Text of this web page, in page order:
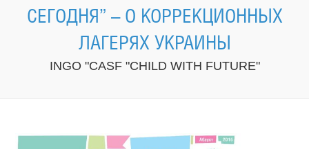
СЕГОДНЯ” – О КОРРЕКЦИОННЫХ
ЛАГЕРЯХ УКРАИНЫ
INGO "CASF "CHILD WITH FUTURE"